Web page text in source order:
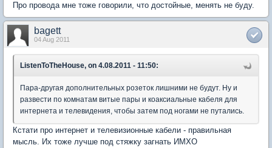
Про провода мне тоже говорили, что достойные, менять не буду.
bagett
04 Aug 2011
ListenToTheHouse, on 4.08.2011 - 11:50:
Пара-другая дополнительных розеток лишними не будут. Ну и
развести по комнатам витые пары и коаксиальные кабеля для
интернета и телевидения, чтобы затем под ногами не путались.
Кстати про интернет и телевизионные кабели - правильная
мысль. Их тоже лучше под стяжку загнать ИМХО